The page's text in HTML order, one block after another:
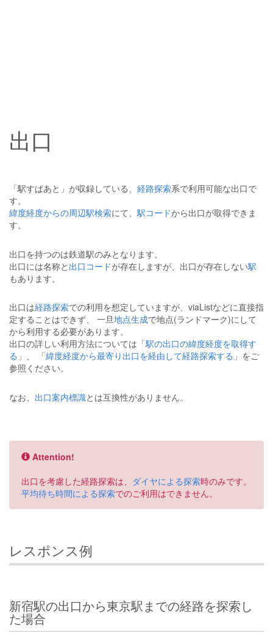
出口
「駅すぱあと」が収録している、 経路探索系で利用可能な出口で
す。
緯度経度からの周辺駅検索にて、駅コードから出口が取得できま
す。
出口を持つのは鉄道駅のみとなります。
出口には名称と 出口コードが存在しますが、出口が存在しない駅
もあります。
出口は経路探索での利用を想定していますが、viaListなどに直接指
定することはできず、 一旦地点生成で地点(ランドマーク)にして
から利用する必要があります。
出口の詳しい利用方法については「駅の出口の緯度経度を取得す
る 」、 「緯度経度から最寄り出口を経由して経路探索する 」をご
参照ください。
なお、 出口案内標識とは互換性がありません。
Attention!
出口を考慮した経路探索は、 ダイヤによる探索時のみです。
平均待ち時間による探索でのご利用はできません。
レスポンス例
新宿駅の出口から東京駅までの経路を探索し
た場合